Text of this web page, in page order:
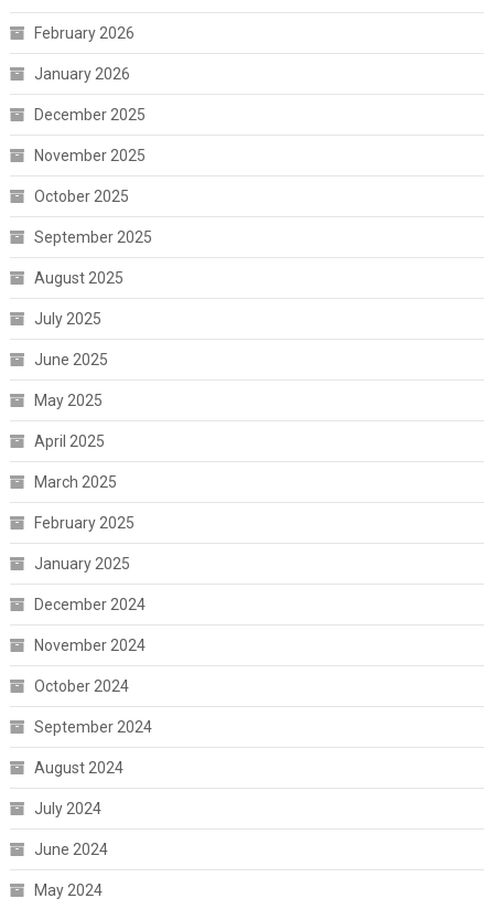
February 2026
January 2026
December 2025
November 2025
October 2025
September 2025
August 2025
July 2025
June 2025
May 2025
April 2025
March 2025
February 2025
January 2025
December 2024
November 2024
October 2024
September 2024
August 2024
July 2024
June 2024
May 2024